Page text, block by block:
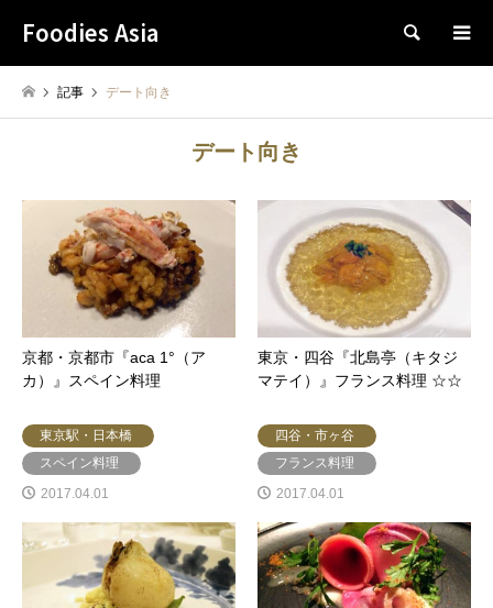
Foodies Asia 検索
記事 デート向き
デート向き
京都・京都市『aca 1°（ア
カ）』スペイン料理
東京駅・日本橋
スペイン料理
2017.04.01
東京・四谷『北島亭（キタジ
マテイ）』フランス料理 ☆☆
四谷・市ヶ谷
フランス料理
2017.04.01